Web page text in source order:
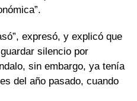
expresó, y explicó que
silencio por
sin embargo, ya tenía
del año pasado, cuando